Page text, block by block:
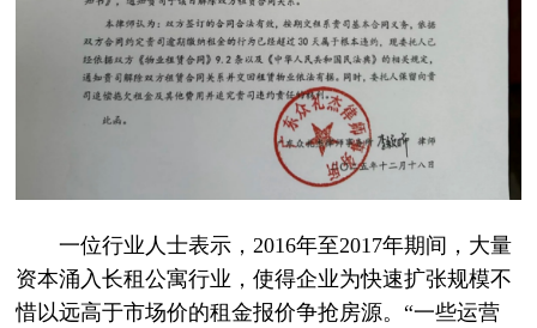
一位行业人士表示，2016年至2017年期间，大量
资本涌入长租公寓行业，使得企业为快速扩张规模不
惜以远高于市场价的租金报价争抢房源。“一些运营